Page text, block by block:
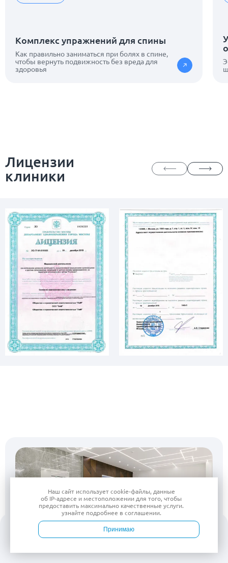
Комплекс упражнений для спины
Как правильно заниматься при болях в спине,
чтобы вернуть подвижность без вреда для
здоровья
Лицензии
клиники
Наш сайт используетcookie-файлы, данные
об IP-адресе и местоположении для того, чтобы
предоставить максимально качественные услуги.
узнайте подробнее в соглашении.
Принимаю